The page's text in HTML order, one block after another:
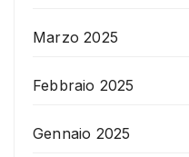
Marzo 2025
Febbraio 2025
Gennaio 2025